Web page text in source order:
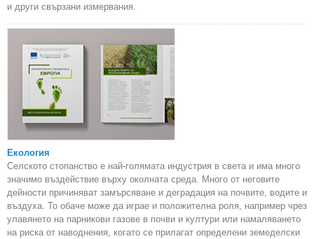
и други свързани измервания.
Екология
Селското стопанство е най-голямата индустрия в света и има много
значимо въздействие върху околната среда. Много от неговите
дейности причиняват замърсяване и деградация на почвите, водите и
въздуха. То обаче може да играе и положителна роля, например чрез
улавянето на парникови газове в почви и култури или намаляването
на риска от наводнения, когато се прилагат определени земеделски